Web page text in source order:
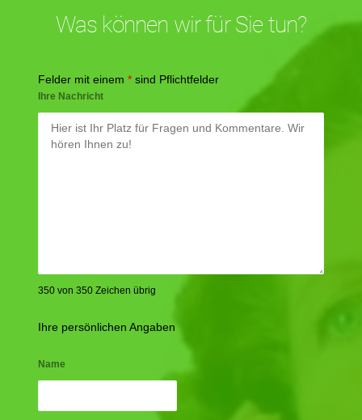
Was können wir für Sie tun?
Felder mit einem * sind Pflichtfelder
Ihre Nachricht
350 von 350 Zeichen übrig
Ihre persönlichen Angaben
Name